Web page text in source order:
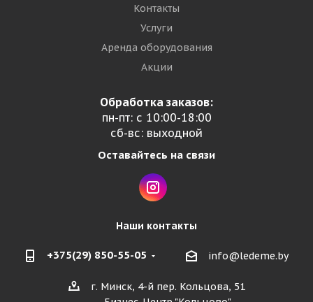
Контакты
Услуги
Аренда оборудования
Акции
Обработка заказов:
пн-пт: с 10:00-18:00
сб-вс: выходной
Оставайтесь на связи
Наши контакты
+375(29) 850-55-05 info@ledeme.by
г. Минск, 4-й пер. Кольцова, 51